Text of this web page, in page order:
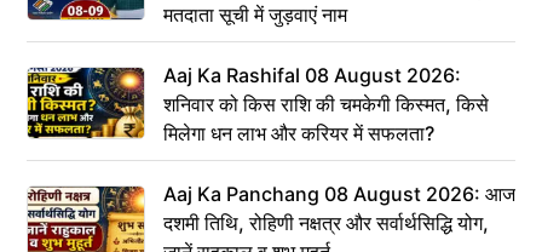
मतदाता सूची में जुड़वाएं नाम
Aaj Ka Rashifal 08 August 2026:
शनिवार को किस राशि की चमकेगी किस्मत, किसे
मिलेगा धन लाभ और करियर में सफलता?
Aaj Ka Panchang 08 August 2026: आज
दशमी तिथि, रोहिणी नक्षत्र और सर्वार्थसिद्धि योग,